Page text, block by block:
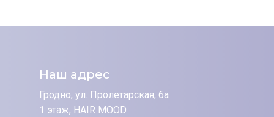
Наш адрес
Гродно, ул. Пролетарская, 6а
1 этаж, HAIR MOOD